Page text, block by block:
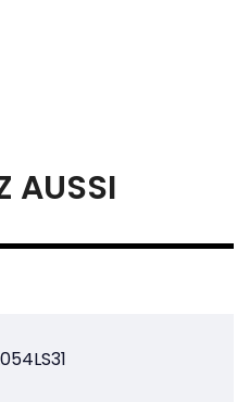
AUSSI